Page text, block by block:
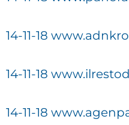
14-11-18
14-11-18
14-11-18